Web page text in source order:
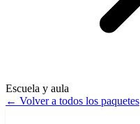
Escuela y aula
← Volver a todos los paquetes